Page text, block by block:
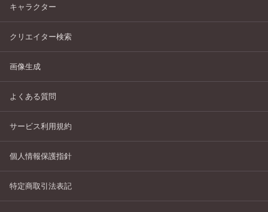
キャラクター
クリエイター検索
画像生成
よくある質問
サービス利用規約
個人情報保護指針
特定商取引法表記